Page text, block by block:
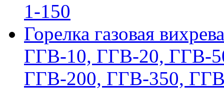
1-150
Горелка газовая
ГГВ-10, ГГВ-20, ГГВ-
ГГВ-200, ГГВ-350,